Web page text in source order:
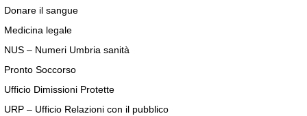
Donare il sangue
Medicina legale
NUS – Numeri Umbria sanità
Pronto Soccorso
Ufficio Dimissioni Protette
URP – Ufficio Relazioni con il pubblico